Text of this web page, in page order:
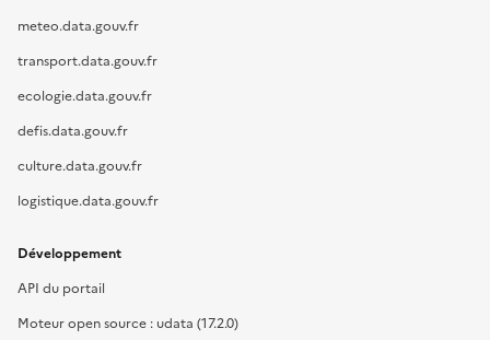
meteo.data.gouv.fr
transport.data.gouv.fr
ecologie.data.gouv.fr
defis.data.gouv.fr
culture.data.gouv.fr
logistique.data.gouv.fr
Développement
API du portail
Moteur open source : udata (17.2.0)